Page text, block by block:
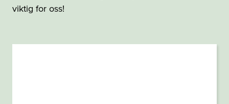
viktig for oss!